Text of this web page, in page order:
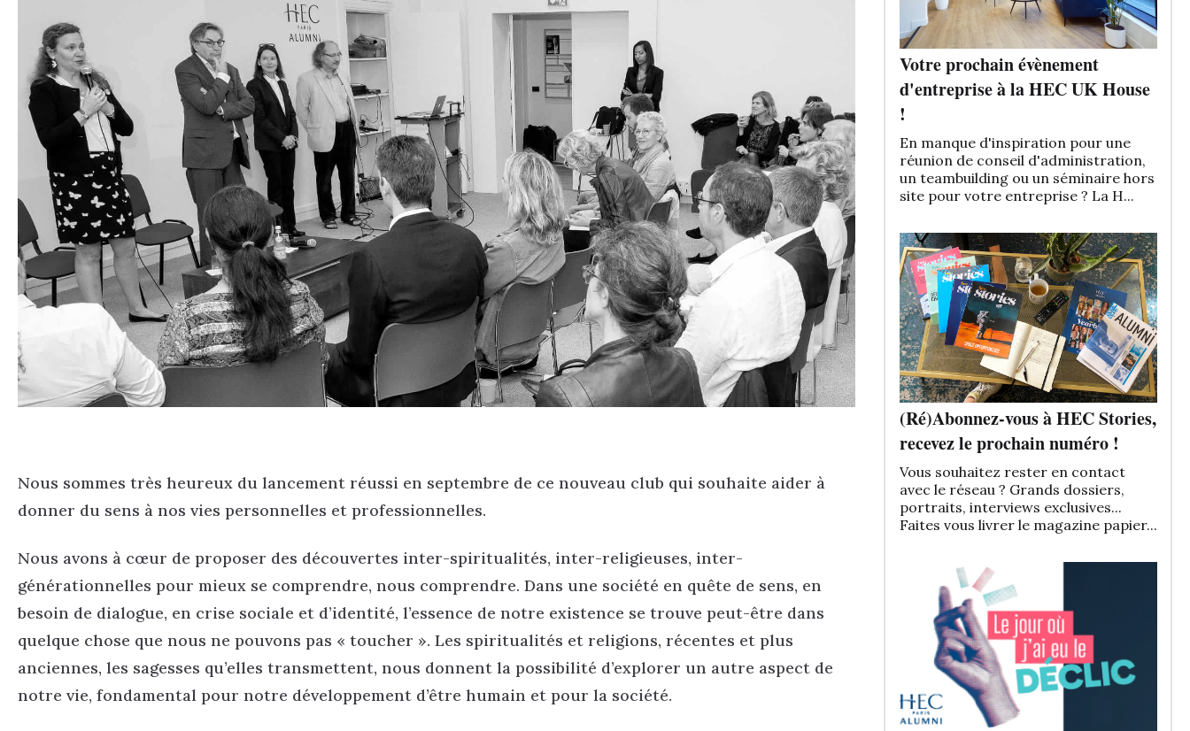
Nous sommes très heureux du lancement réussi en septembre de ce nouveau club qui souhaite aider à
donner du sens à nos vies personnelles et professionnelles.
Nous avons à cœur de proposer des découvertes inter-spiritualités, inter-religieuses, inter-
générationnelles pour mieux se comprendre, nous comprendre. Dans une société en quête de sens, en
besoin de dialogue, en crise sociale et d’identité, l’essence de notre existence se trouve peut-être dans
quelque chose que nous ne pouvons pas « toucher ». Les spiritualités et religions, récentes et plus
anciennes, les sagesses qu’elles transmettent, nous donnent la possibilité d’explorer un autre aspect de
notre vie, fondamental pour notre développement d’être humain et pour la société.
Votre prochain évènement
d'entreprise à la HEC UK House
!
En manque d'inspiration pour une
réunion de conseil d'administration,
un teambuilding ou un séminaire hors
site pour votre entreprise ? La H...
(Ré)Abonnez-vous à HEC Stories,
recevez le prochain numéro !
Vous souhaitez rester en contact
avec le réseau ? Grands dossiers,
portraits, interviews exclusives...
Faites vous livrer le magazine papier...